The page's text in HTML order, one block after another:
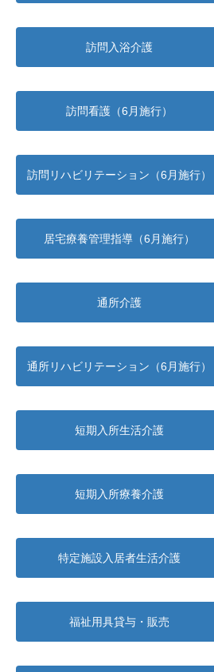
訪問入浴介護
訪問看護（6月施行）
訪問リハビリテーション（6月施行）
居宅療養管理指導（6月施行）
通所介護
通所リハビリテーション（6月施行）
短期入所生活介護
短期入所療養介護
特定施設入居者生活介護
福祉用具貸与・販売